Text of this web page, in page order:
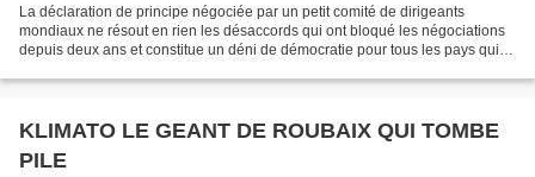
La déclaration de principe négociée par un petit comité de dirigeants
mondiaux ne résout en rien les désaccords qui ont bloqué les négociations
depuis deux ans et constitue un déni de démocratie pour tous les pays qui
KLIMATO LE GEANT DE ROUBAIX QUI TOMBE
PILE